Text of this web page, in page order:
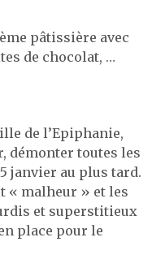
pâtissière avec
de chocolat, …
de l’Epiphanie,
démonter toutes les
janvier au plus tard.
« malheur » et les
et superstitieux
place pour le